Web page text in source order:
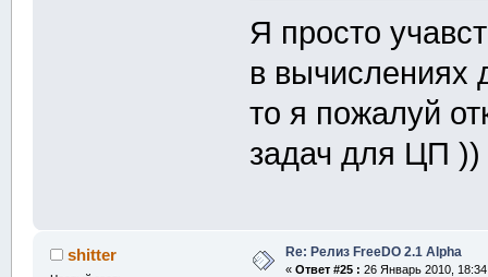
Я просто
в вычислениях
то я пожалуй
задач для ЦП ))
shitter Re: Релиз FreeDO 2.1 Alpha
« Ответ #25 : 26 Январь 2010,